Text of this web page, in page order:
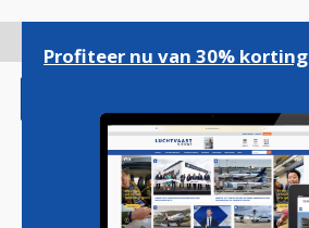
gaan
Profiteer nu van 30% korting